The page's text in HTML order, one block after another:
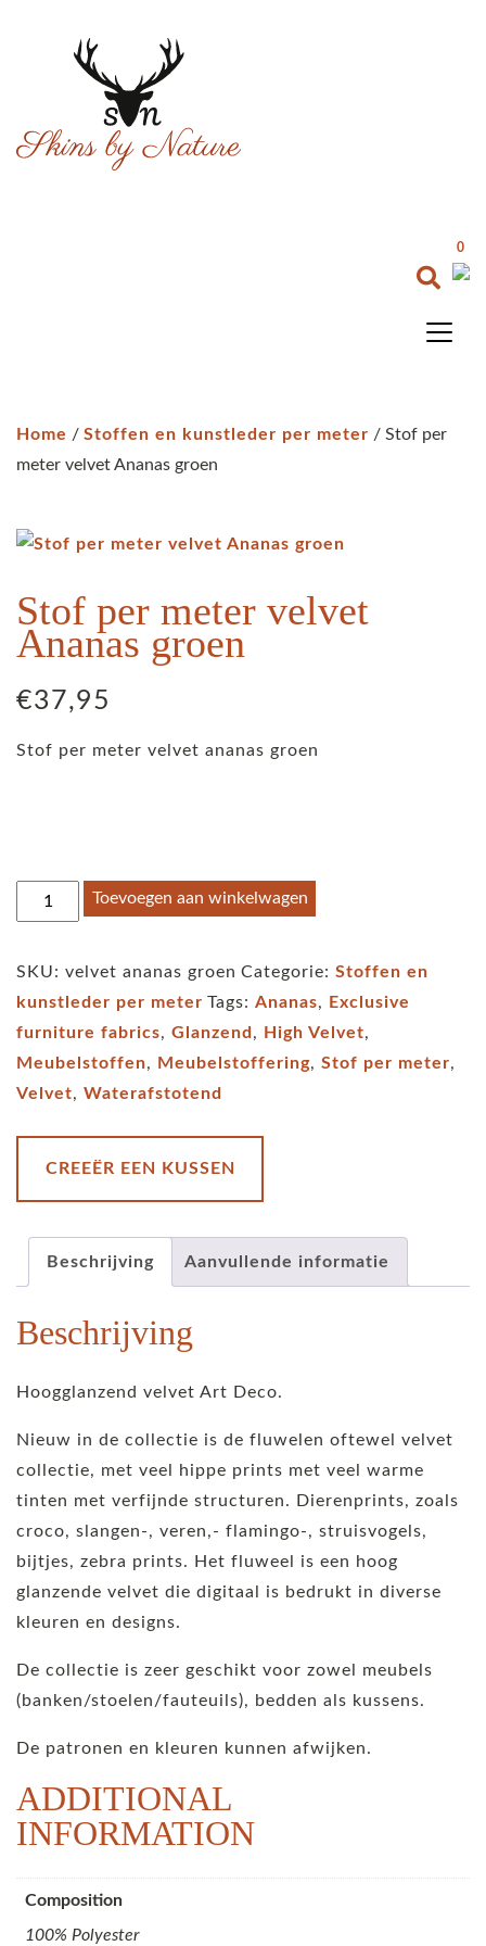
0
Home / Stoffen en kunstleder per meter / Stof per
meter velvet Ananas groen
Stof per meter velvet
Ananas groen
€37,95
Stof per meter velvet ananas groen
Stof
per
Toevoegen aan winkelwagen
SKU: velvet ananas groen Categorie: Stoffen en
kunstleder per meter Tags: Ananas,
Exclusive
furniture fabrics, Glanzend , High Velvet,
Meubelstoffen, Meubelstoffering, Stof per meter,
Velvet, Waterafstotend
CREEËR EEN KUSSEN
Beschrijving Aanvullende informatie
Beschrijving
Hoogglanzend velvet Art Deco.
Nieuw in de collectie is de fluwelen oftewel velvet
collectie, met veel hippe prints met veel warme
tinten met verfijnde structuren. Dierenprints, zoals
croco, slangen-, veren,- flamingo-, struisvogels,
bijtjes, zebra prints. Het fluweel is een hoog
glanzende velvet die digitaal is bedrukt in diverse
kleuren en designs.
De collectie is zeer geschikt voor zowel meubels
(banken/stoelen/fauteuils), bedden als kussens.
De patronen en kleuren kunnen afwijken.
ADDITIONAL
INFORMATION
Composition
100% Polyester